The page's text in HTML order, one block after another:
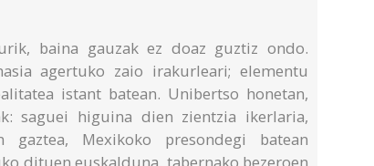
baina gauzak ez doaz guztiz ondo.
agertuko zaio irakurleari; elementu
istant batean. Unibertso honetan,
saguei higuina dien zientzia ikerlaria,
Mexikoko presondegi batean